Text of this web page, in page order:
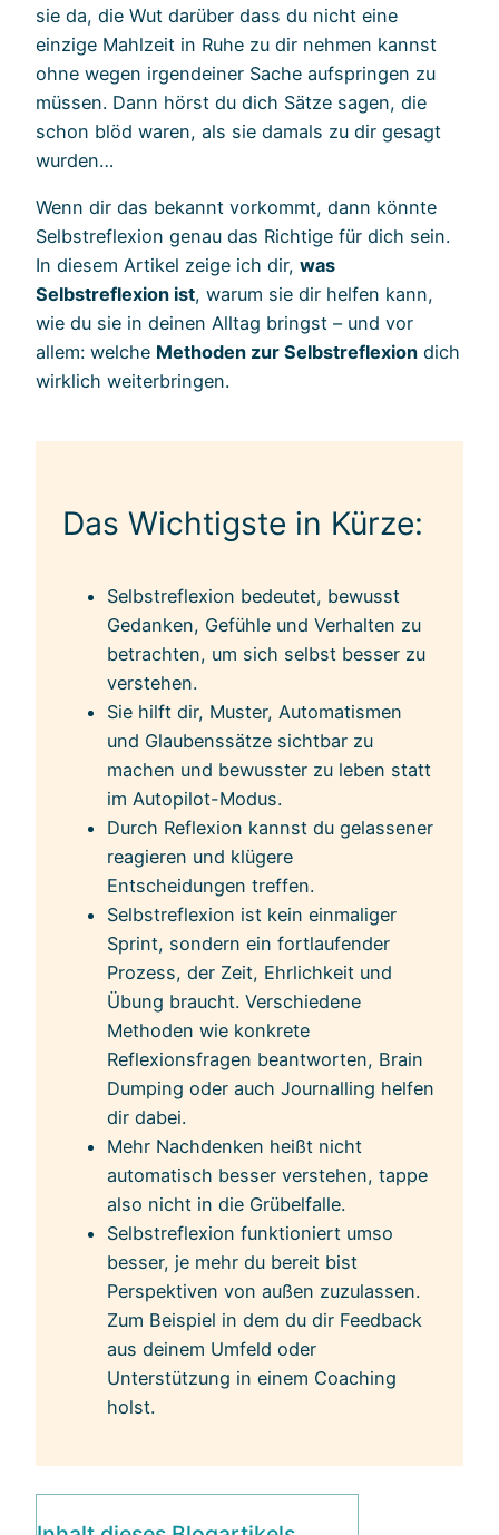
sie da, die Wut darüber dass du nicht eine
einzige Mahlzeit in Ruhe zu dir nehmen kannst
ohne wegen irgendeiner Sache aufspringen zu
müssen. Dann hörst du dich Sätze sagen, die
schon blöd waren, als sie damals zu dir gesagt
wurden…
Wenn dir das bekannt vorkommt, dann könnte
Selbstreflexion genau das Richtige für dich sein.
In diesem Artikel zeige ich dir, was
Selbstreflexion ist, warum sie dir helfen kann,
wie du sie in deinen Alltag bringst – und vor
allem: welche Methoden zur Selbstreflexion dich
wirklich weiterbringen.
Das Wichtigste in Kürze:
Selbstreflexion bedeutet, bewusst
Gedanken, Gefühle und Verhalten zu
betrachten, um sich selbst besser zu
verstehen.
Sie hilft dir, Muster, Automatismen
und Glaubenssätze sichtbar zu
machen und bewusster zu leben statt
im Autopilot-Modus.
Durch Reflexion kannst du gelassener
reagieren und klügere
Entscheidungen treffen.
Selbstreflexion ist kein einmaliger
Sprint, sondern ein fortlaufender
Prozess, der Zeit, Ehrlichkeit und
Übung braucht. Verschiedene
Methoden wie konkrete
Reflexionsfragen beantworten, Brain
Dumping oder auch Journalling helfen
dir dabei.
Mehr Nachdenken heißt nicht
automatisch besser verstehen, tappe
also nicht in die Grübelfalle.
Selbstreflexion funktioniert umso
besser, je mehr du bereit bist
Perspektiven von außen zuzulassen.
Zum Beispiel in dem du dir Feedback
aus deinem Umfeld oder
Unterstützung in einem Coaching
holst.